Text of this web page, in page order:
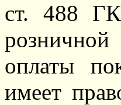
ст. 488
оплаты
имеет